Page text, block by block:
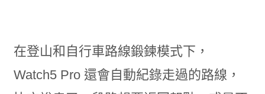
在登山和自行車路線鍛鍊模式下，
Watch5 Pro 還會自動紀錄走過的路線，